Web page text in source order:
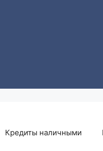
Кредиты наличными